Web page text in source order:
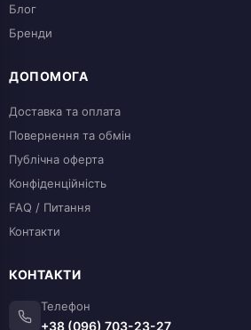
Блог
Бренди
ДОПОМОГА
Доставка та оплата
Повернення та обмін
Публічна оферта
Конфіденційність
FAQ / Питання
Контакти
КОНТАКТИ
Телефон
+38 (096) 703-23-27